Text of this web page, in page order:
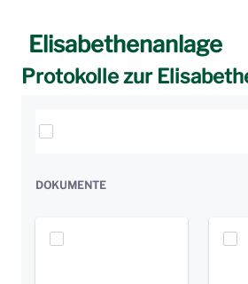
Elisabethenanlage
Protokolle zur
Elemente auswählen
DOKUMENTE